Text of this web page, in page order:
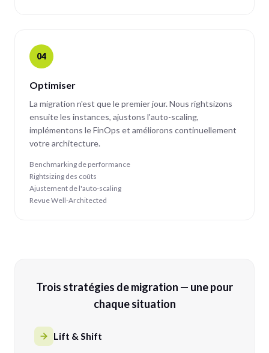
04
Optimiser
La migration n'est que le premier jour. Nous rightsizons
ensuite les instances, ajustons l'auto-scaling,
implémentons le FinOps et améliorons continuellement
votre architecture.
Benchmarking de performance
Rightsizing des coûts
Ajustement de l'auto-scaling
Revue Well-Architected
Trois stratégies de migration — une pour
chaque situation
Lift & Shift